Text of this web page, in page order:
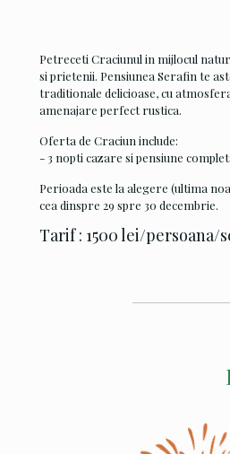
Petreceti Craciunul in mijlocul
si prietenii. Pensiunea Serafin te
traditionale delicioase, cu
amenajare perfect rustica.
Oferta de Craciun include:
- 3 nopti cazare si pensiune
Perioada este la alegere (ultima
cea dinspre 29 spre 30 decembrie.
Tarif : 1500 lei/persoana/